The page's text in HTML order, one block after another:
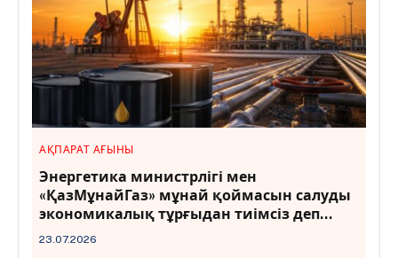
АҚПАРАТ АҒЫНЫ
Энергетика министрлігі мен
«ҚазМұнайГаз» мұнай қоймасын салуды
экономикалық тұрғыдан тиімсіз деп
санайды
23.07.2026